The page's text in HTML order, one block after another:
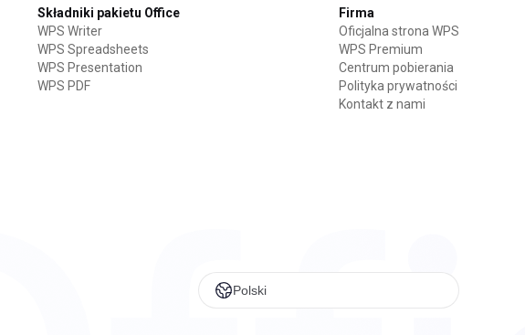
Składniki pakietu Office
WPS Writer
WPS Spreadsheets
WPS Presentation
WPS PDF
Firma
Oficjalna strona WPS
WPS Premium
Centrum pobierania
Polityka prywatności
Kontakt z nami
Polski